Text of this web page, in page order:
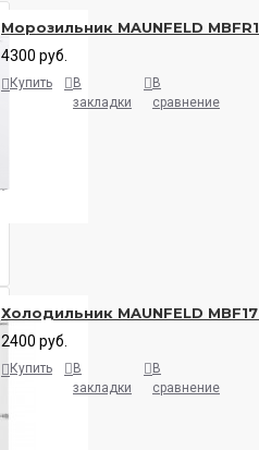
Морозильник MAUNFELD
4300 руб.
Купить
В
закладки
В
сравнение
Холодильник MAUNFELD
2400 руб.
Купить
В
закладки
В
сравнение